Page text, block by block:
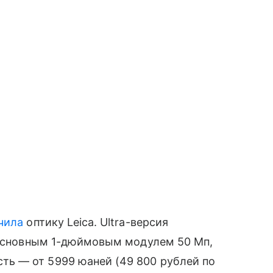
оптику Leica. Ultra-версия
1-дюймовым модулем 50 Мп,
— от 5999 юаней (49 800 рублей по